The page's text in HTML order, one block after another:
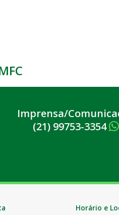
Imprensa/
(21) 99753-3354
Horário e